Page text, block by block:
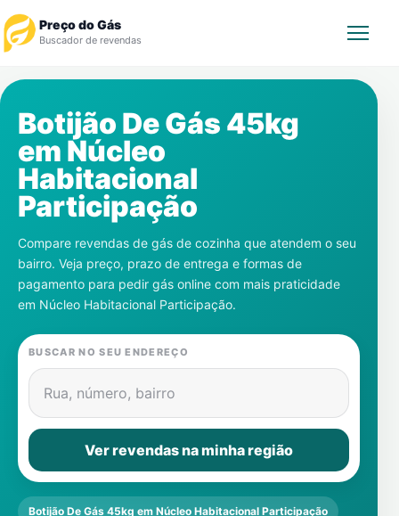
Preço do Gás
Buscador de revendas
Revendedor
Notícias
Cadastre-se
Gás
Botijão De Gás 45kg
em Núcleo
Habitacional
Participação
Compare revendas de gás de cozinha que atendem o seu
bairro. Veja preço, prazo de entrega e formas de
pagamento para pedir gás online com mais praticidade
em Núcleo Habitacional Participação.
BUSCAR NO SEU ENDEREÇO
Rua, número, bairro
Ver revendas na minha região
Botijão De Gás 45kg em Núcleo Habitacional Participação